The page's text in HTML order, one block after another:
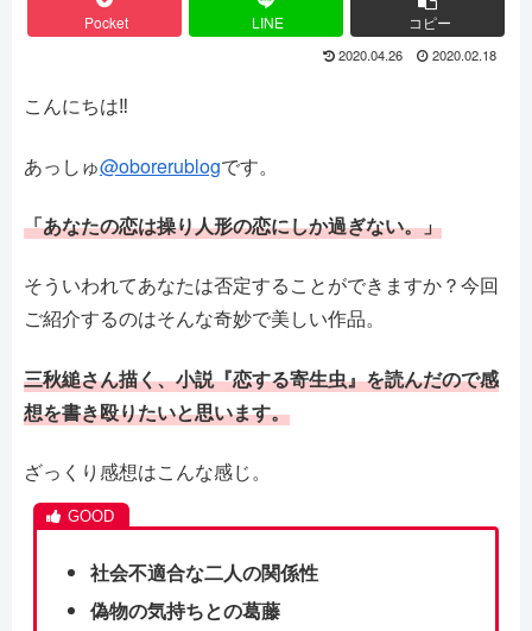
Pocket LINE コピー
2020.04.26 2020.02.18
こんにちは‼
あっしゅ@oborerublogです。
「あなたの恋は操り人形の恋にしか過ぎない。」
そういわれてあなたは否定することができますか？今回
ご紹介するのはそんな奇妙で美しい作品。
三秋縋さん描く、小説『恋する寄生虫』を読んだので感
想を書き殴りたいと思います。
ざっくり感想はこんな感じ。
社会不適合な二人の関係性
偽物の気持ちとの葛藤